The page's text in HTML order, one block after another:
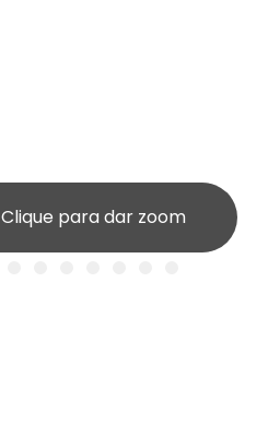
Clique para dar zoom